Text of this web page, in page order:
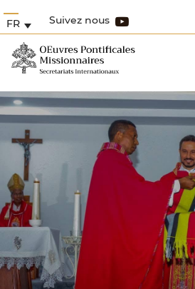
Suivez nous
FR